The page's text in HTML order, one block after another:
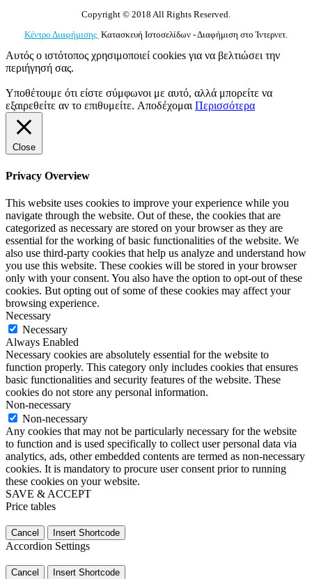
Copyright © 2018 All Rights Reserved.
Κέντρο Διαφήμισης Κατασκευή Ιστοσελίδων - Διαφήμιση στο Ίντερνετ.
Αυτός ο ιστότοπος χρησιμοποιεί cookies για να βελτιώσει την
περιήγησή σας.
Υποθέτουμε ότι είστε σύμφωνοι με αυτό, αλλά μπορείτε να
εξαιρεθείτε αν το επιθυμείτε. Αποδέχομαι Περισσότερα
Close
Privacy Overview
This website uses cookies to improve your experience while you
navigate through the website. Out of these, the cookies that are
categorized as necessary are stored on your browser as they are
essential for the working of basic functionalities of the website. We
also use third-party cookies that help us analyze and understand how
you use this website. These cookies will be stored in your browser
only with your consent. You also have the option to opt-out of these
cookies. But opting out of some of these cookies may affect your
browsing experience.
Necessary
Necessary
Always Enabled
Necessary cookies are absolutely essential for the website to
function properly. This category only includes cookies that ensures
basic functionalities and security features of the website. These
cookies do not store any personal information.
Non-necessary
Non-necessary
Any cookies that may not be particularly necessary for the website
to function and is used specifically to collect user personal data via
analytics, ads, other embedded contents are termed as non-necessary
cookies. It is mandatory to procure user consent prior to running
these cookies on your website.
SAVE & ACCEPT
Price tables
Cancel Insert Shortcode
Accordion Settings
Cancel Insert Shortcode